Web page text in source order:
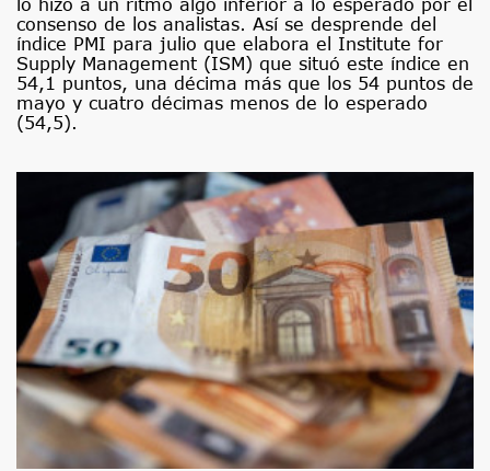
lo hizo a un ritmo algo inferior a lo esperado por el
consenso de los analistas. Así se desprende del
índice PMI para julio que elabora el Institute for
Supply Management (ISM) que situó este índice en
54,1 puntos, una décima más que los 54 puntos de
mayo y cuatro décimas menos de lo esperado
(54,5).